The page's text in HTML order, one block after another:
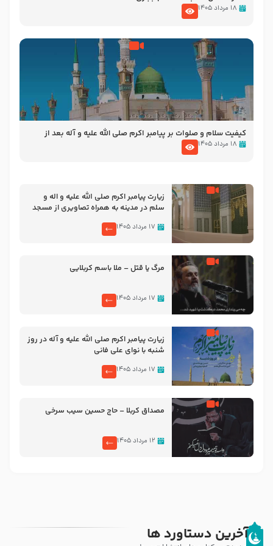
۱۸ مرداد ۱۴۰۵
کیفیت سلام و صلوات بر پیامبر اکرم صلی الله علیه و آله بعد از
نمازهای واجب – مهدی نجفی
۱۸ مرداد ۱۴۰۵
زیارت پیامبر اکرم صلی الله علیه و اله و
سلم در مدینه به همراه تصاویری از مسجد
۱۷ مرداد ۱۴۰۵
مرگ یا قتل – ملا باسم کربلایی
۱۷ مرداد ۱۴۰۵
زیارت پیامبر اکرم صلی الله علیه و آله در روز
شنبه با نوای علی فانی
۱۷ مرداد ۱۴۰۵
مصداق کربلا – حاج حسین سیب سرخی
۱۲ مرداد ۱۴۰۵
آخرین دستاورد ها